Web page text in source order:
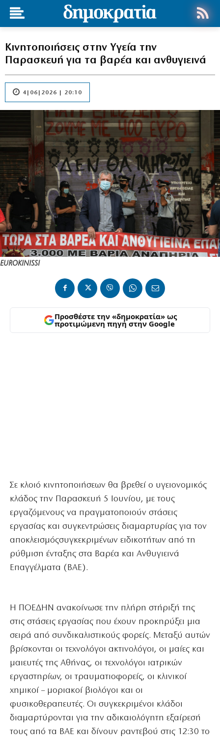
Κινητοποιήσεις στην Υγεία την
Παρασκευή για τα βαρέα και ανθυγιεινά
4|06|2026 | 20:10
EUROKINISSI
Προσθέστε την «δημοκρατία» ως
προτιμώμενη πηγή στην Google
Σε κλοιό κινητοποιήσεων θα βρεθεί ο υγειονομικός
κλάδος την Παρασκευή 5 Ιουνίου, με τους
εργαζόμενους να πραγματοποιούν στάσεις
εργασίας και συγκεντρώσεις διαμαρτυρίας για τον
αποκλεισμόςσυγκεκριμένων ειδικοτήτων από τη
ρύθμιση ένταξης στα Βαρέα και Ανθυγιεινά
Επαγγέλματα (ΒΑΕ).
Η ΠΟΕΔΗΝ ανακοίνωσε την πλήρη στήριξή της
στις στάσεις εργασίας που έχουν προκηρύξει μια
σειρά από συνδικαλιστικούς φορείς. Μεταξύ αυτών
βρίσκονται οι τεχνολόγοι ακτινολόγοι, οι μαίες και
μαιευτές της Αθήνας, οι τεχνολόγοι ιατρικών
εργαστηρίων, οι τραυματιοφορείς, οι κλινικοί
χημικοί – μοριακοί βιολόγοι και οι
φυσικοθεραπευτές. Οι συγκεκριμένοι κλάδοι
διαμαρτύρονται για την αδικαιολόγητη εξαίρεσή
τους από τα ΒΑΕ και δίνουν ραντεβού στις 12:30 το